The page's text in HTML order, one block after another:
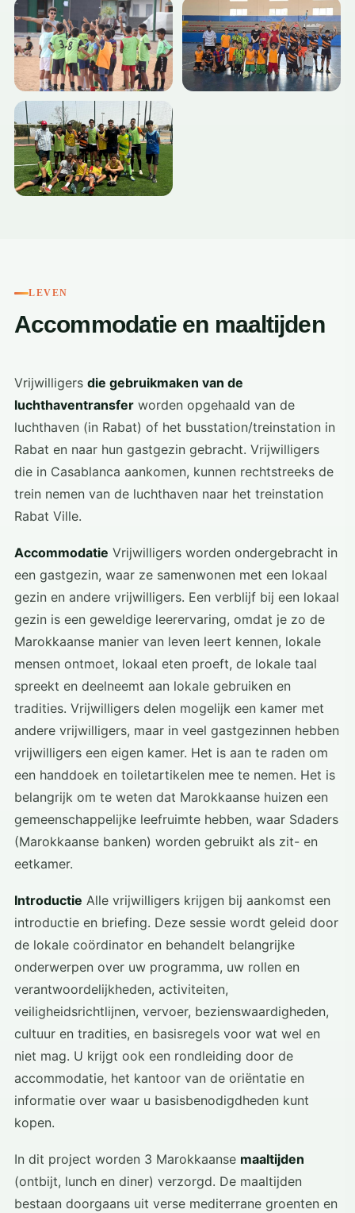
LEVEN
Accommodatie en maaltijden
Vrijwilligers die gebruikmaken van de
luchthaventransfer worden opgehaald van de
luchthaven (in Rabat) of het busstation/treinstation in
Rabat en naar hun gastgezin gebracht. Vrijwilligers
die in Casablanca aankomen, kunnen rechtstreeks de
trein nemen van de luchthaven naar het treinstation
Rabat Ville.
Accommodatie Vrijwilligers worden ondergebracht in
een gastgezin, waar ze samenwonen met een lokaal
gezin en andere vrijwilligers. Een verblijf bij een lokaal
gezin is een geweldige leerervaring, omdat je zo de
Marokkaanse manier van leven leert kennen, lokale
mensen ontmoet, lokaal eten proeft, de lokale taal
spreekt en deelneemt aan lokale gebruiken en
tradities. Vrijwilligers delen mogelijk een kamer met
andere vrijwilligers, maar in veel gastgezinnen hebben
vrijwilligers een eigen kamer. Het is aan te raden om
een handdoek en toiletartikelen mee te nemen. Het is
belangrijk om te weten dat Marokkaanse huizen een
gemeenschappelijke leefruimte hebben, waar Sdaders
(Marokkaanse banken) worden gebruikt als zit- en
eetkamer.
Introductie Alle vrijwilligers krijgen bij aankomst een
introductie en briefing. Deze sessie wordt geleid door
de lokale coördinator en behandelt belangrijke
onderwerpen over uw programma, uw rollen en
verantwoordelijkheden, activiteiten,
veiligheidsrichtlijnen, vervoer, bezienswaardigheden,
cultuur en tradities, en basisregels voor wat wel en
niet mag. U krijgt ook een rondleiding door de
accommodatie, het kantoor van de oriëntatie en
informatie over waar u basisbenodigdheden kunt
kopen.
In dit project worden 3 Marokkaanse maaltijden
(ontbijt, lunch en diner) verzorgd. De maaltijden
bestaan doorgaans uit verse mediterrane groenten en